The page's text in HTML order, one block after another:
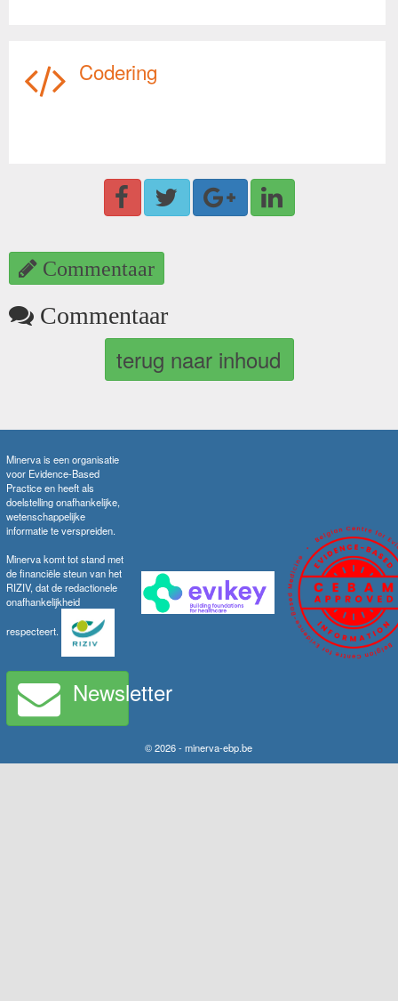
Codering
Commentaar
Commentaar
terug naar inhoud
Minerva is een organisatie
voor Evidence-Based
Practice en heeft als
doelstelling onafhankelijke,
wetenschappelijke
informatie te verspreiden.
Minerva komt tot stand met
de financiële steun van het
RIZIV, dat de redactionele
onafhankelijkheid
respecteert.
Newsletter
© 2026 - minerva-ebp.be